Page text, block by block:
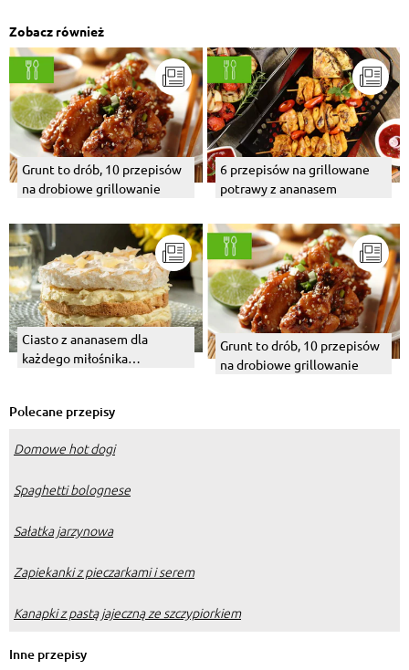
Zobacz również
Grunt to drób, 10 przepisów
na drobiowe grillowanie
6 przepisów na grillowane
potrawy z ananasem
Ciasto z ananasem dla
każdego miłośnika
Grunt to drób, 10 przepisów
na drobiowe grillowanie
Polecane przepisy
Domowe hot dogi
Spaghetti bolognese
Sałatka jarzynowa
Zapiekanki z pieczarkami i serem
Kanapki z pastą jajeczną ze szczypiorkiem
Inne przepisy